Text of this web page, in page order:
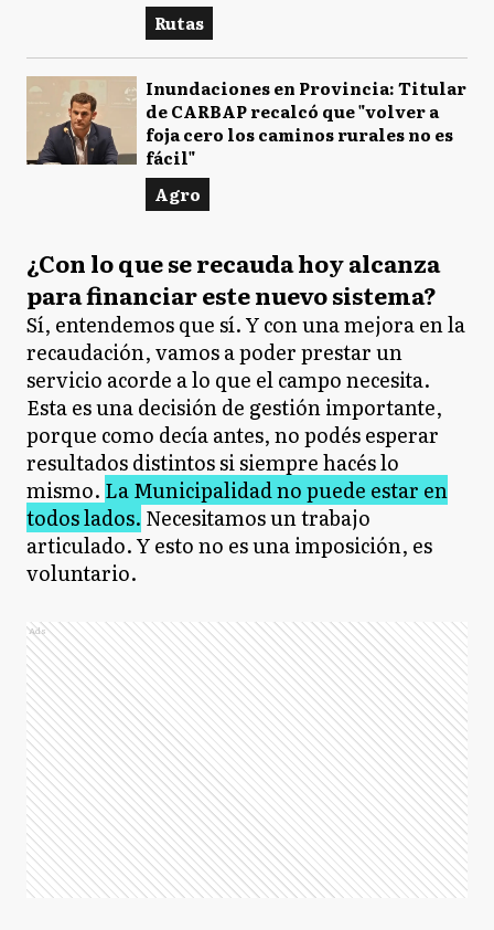
Rutas
Inundaciones en Provincia: Titular
de CARBAP recalcó que "volver a
foja cero los caminos rurales no es
fácil"
Agro
¿Con lo que se recauda hoy alcanza
para financiar este nuevo sistema?
Sí, entendemos que sí. Y con una mejora en la
recaudación, vamos a poder prestar un
servicio acorde a lo que el campo necesita.
Esta es una decisión de gestión importante,
porque como decía antes, no podés esperar
resultados distintos si siempre hacés lo
mismo. La Municipalidad no puede estar en
todos lados. Necesitamos un trabajo
articulado. Y esto no es una imposición, es
voluntario.
Ads